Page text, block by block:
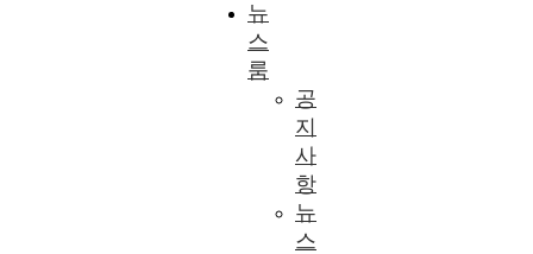
뉴
스
룸
공
지
사
항
뉴
스